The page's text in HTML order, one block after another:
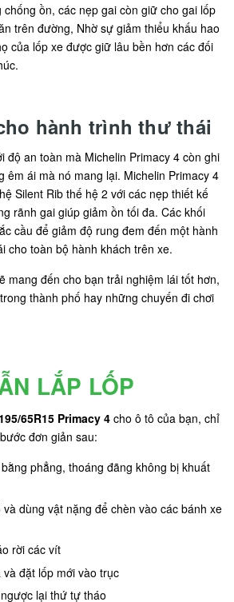
ồn, các nẹp gai còn giữ cho gai lốp
trên đường, Nhờ sự giảm thiểu khấu hao
của lốp xe được giữ lâu bền hơn các đối
hành trình thư thái
độ an toàn mà Michelin Primacy 4 còn ghi
êm ái mà nó mang lại. Michelin Primacy 4
Silent Rib thế hệ 2 với các nẹp thiết kế
rãnh gai giúp giảm ồn tối đa. Các khối
cầu để giảm độ rung đem đến một hành
cho toàn bộ hành khách trên xe.
mang đến cho bạn trải nghiệm lái tốt hơn,
thành phố hay những chuyến đi chơi
LẮP LỐP
65R15 Primacy 4 cho ô tô của bạn, chỉ
đơn giản sau:
phẳng, thoáng đãng không bị khuất
và dùng vật nặng để chèn vào các bánh xe
rời các vít
đặt lốp mới vào trục
lại thứ tự tháo